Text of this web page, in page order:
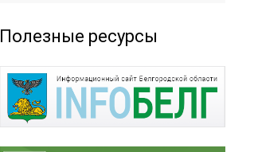
Полезные ресурсы